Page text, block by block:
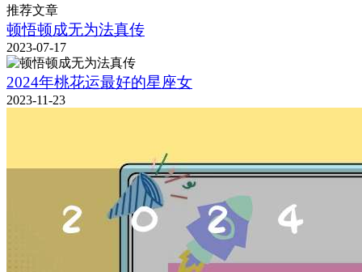
推荐文章
顿悟顿成无为法真传
2023-07-17
2024年桃花运最好的星座女
2023-11-23